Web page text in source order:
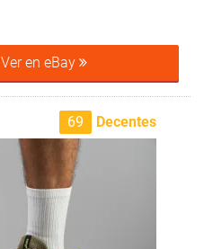
Ver en eBay
69 Decentes